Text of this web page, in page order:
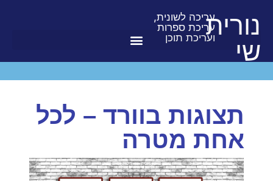
נורית
שי
עריכה לשונית,
עריכת ספרות
ועריכת תוכן
תצוגות בוורד – לכל
אחת מטרה